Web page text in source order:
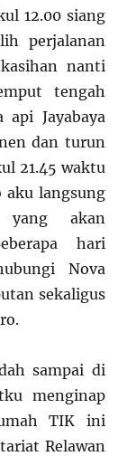
12.00 siang
perjalanan
nanti
tengah
Jayabaya
dan turun
21.45 waktu
aku langsung
yang akan
hari
Nova
sekaligus
sampai di
menginap
TIK ini
Relawan